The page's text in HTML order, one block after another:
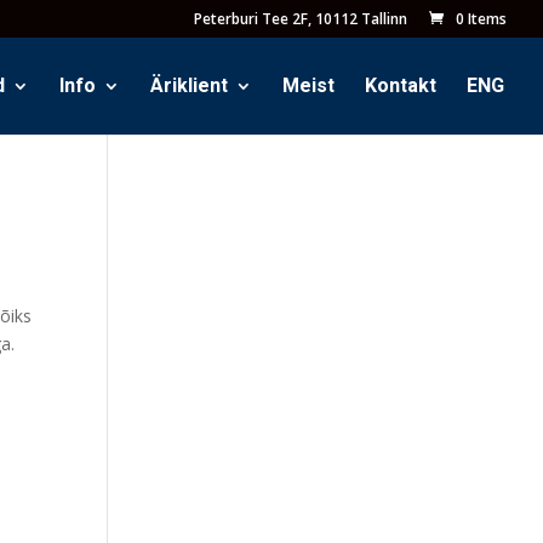
Peterburi Tee 2F, 10112 Tallinn 0 Items
Info Äriklient Meist Kontakt ENG